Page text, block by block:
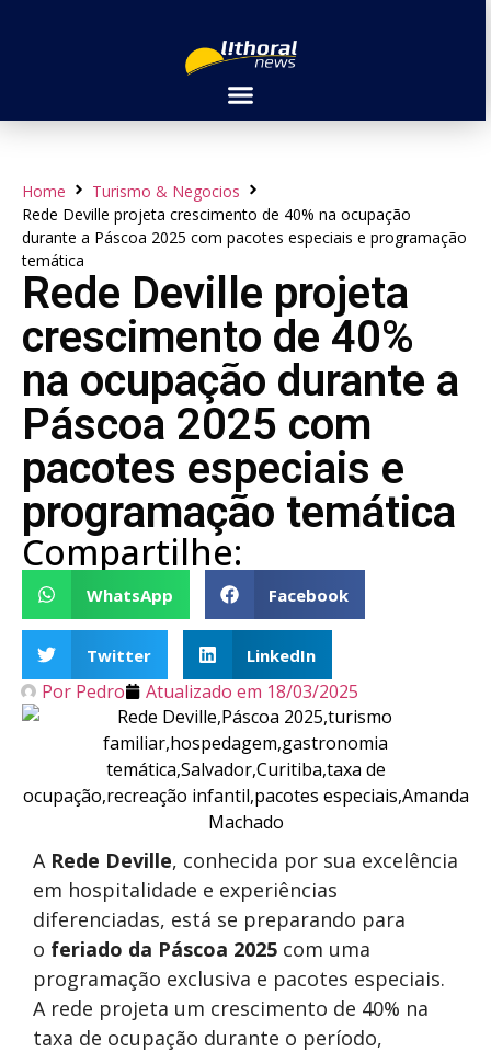
Home
Turismo & Negocios
Rede Deville projeta crescimento de 40% na ocupação
durante a Páscoa 2025 com pacotes especiais e programação
temática
Rede Deville projeta
crescimento de 40%
na ocupação durante a
Páscoa 2025 com
pacotes especiais e
programação temática
Compartilhe:
WhatsApp Facebook
Twitter LinkedIn
Por Pedro Atualizado em 18/03/2025
A Rede Deville, conhecida por sua excelência
em hospitalidade e experiências
diferenciadas, está se preparando para
o feriado da Páscoa 2025 com uma
programação exclusiva e pacotes especiais.
A rede projeta um crescimento de 40% na
taxa de ocupação durante o período,